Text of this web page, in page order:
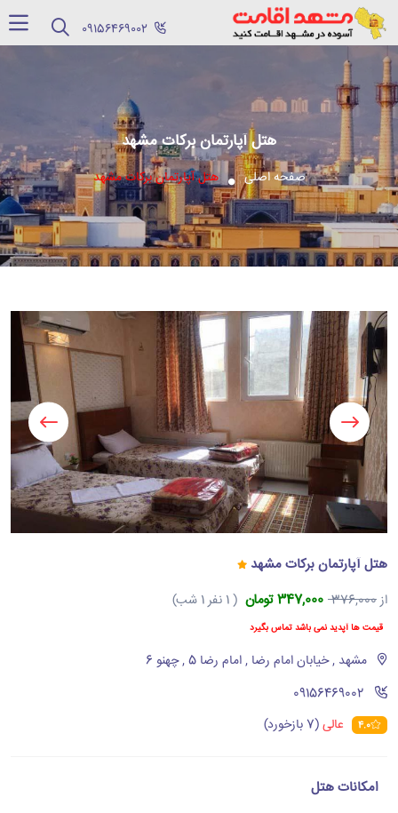
هتل آپارتمان برکات مشهد
صفحه اصلی هتل آپارتمان برکات مشهد
هتل آپارتمان برکات مشهد
از376,000 347,000 تومان ( 1 نفر 1 شب)
قیمت ها آپدید نمی باشد تماس بگیرد
مشهد , خیابان امام رضا , امام رضا 5 , چهنو 6
‪09156469002‬
4.0 عالی(7 بازخورد)
امکانات هتل